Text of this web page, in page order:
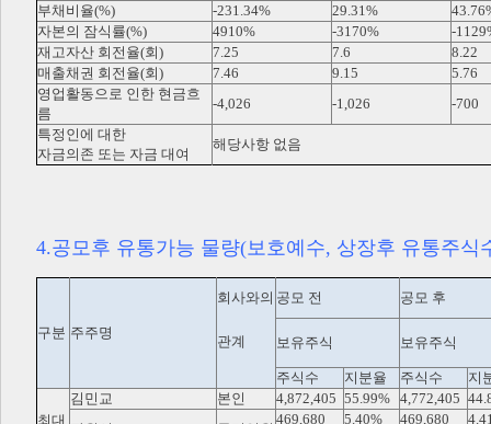
부채비율(%) -231.34% 29.31%
자본의 잠식률(%)
4910% -3170%
-
재고자산 회전율(회)
7.25 7.6
8.22
매출채권 회전율(회)
7.46 9.15
5.76
영업활동으로 인한 현금흐
름
-4,026 -1,026
-700
특정인에 대한
해당사항 없음
자금의존 또는 자금 대여
4.공모후 유통가능 물량(보호예수, 상장후 유통주식
구분 주주명
회사와의 공모 전 공모 후
관계 보유주식 보유주식
주식수 지분율 주식수 지
최대
김민교 본인 4,872,405 55.99% 4,772,405
469,680 5.40% 469,680